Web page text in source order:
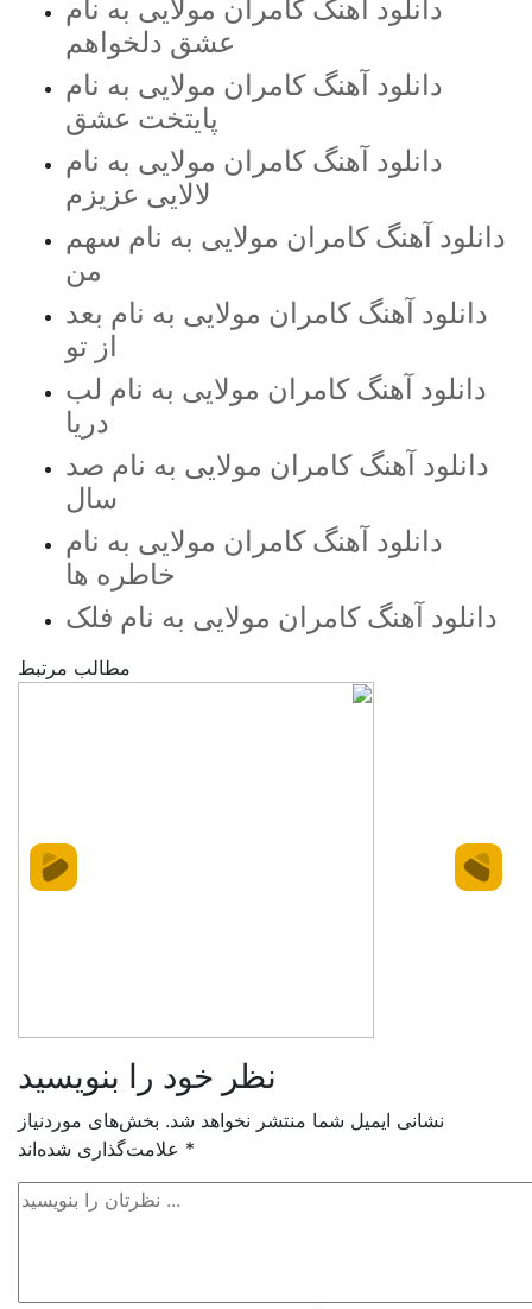
دانلود آهنگ کامران مولایی به نام
عشق دلخواهم
دانلود آهنگ کامران مولایی به نام
پایتخت عشق
دانلود آهنگ کامران مولایی به نام
دانلود آهنگ کامران مولایی به نام سهم
من
دانلود آهنگ کامران مولایی به نام بعد
از تو
دانلود آهنگ کامران مولایی به نام لب
دریا
دانلود آهنگ کامران مولایی به نام صد
سال
دانلود آهنگ کامران مولایی به نام
خاطره ها
دانلود آهنگ کامران مولایی به نام فلک
مطالب مرتبط
نظر خود را بنویسید
نشانی ایمیل شما منتشر نخواهد شد. بخش‌های موردنیاز
*